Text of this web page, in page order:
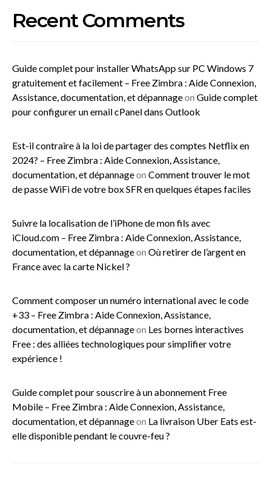
Recent Comments
Guide complet pour installer WhatsApp sur PC Windows 7
gratuitement et facilement – Free Zimbra : Aide Connexion,
Assistance, documentation, et dépannageon Guide complet
pour configurer un email cPanel dans Outlook
Est-il contraire à la loi de partager des comptes Netflix en
2024? – Free Zimbra : Aide Connexion, Assistance,
documentation, et dépannageon Comment trouver le mot
de passe WiFi de votre box SFR en quelques étapes faciles
Suivre la localisation de l’iPhone de mon fils avec
iCloud.com – Free Zimbra : Aide Connexion, Assistance,
documentation, et dépannageon Où retirer de l’argent en
France avec la carte Nickel ?
Comment composer un numéro international avec le code
+33 – Free Zimbra : Aide Connexion, Assistance,
documentation, et dépannageon Les bornes interactives
Free : des alliées technologiques pour simplifier votre
expérience !
Guide complet pour souscrire à un abonnement Free
Mobile – Free Zimbra : Aide Connexion, Assistance,
documentation, et dépannageon La livraison Uber Eats est-
elle disponible pendant le couvre-feu ?